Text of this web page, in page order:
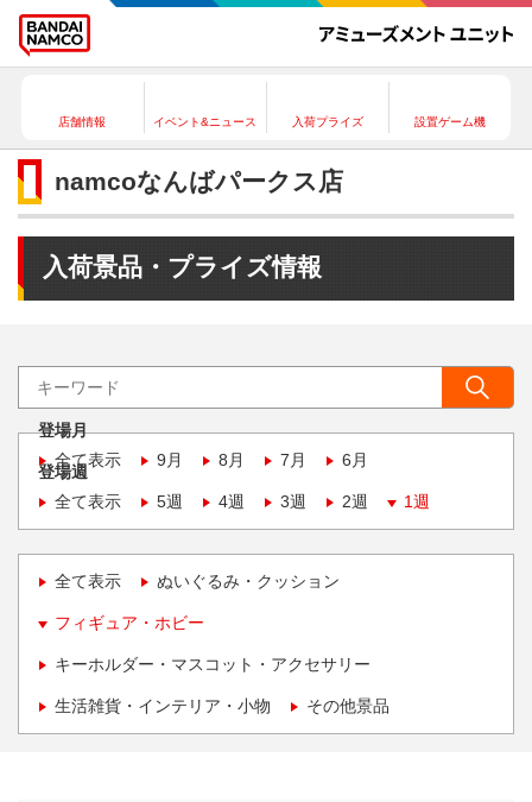
店舗情報 イベント&ニュース 入荷プライズ 設置ゲーム機
namcoなんばパークス店
入荷景品・プライズ情報
登場月
全て表示
9月 8月 7月 6月
登場週
全て表示
5週 4週 3週 2週 1週
全て表示 ぬいぐるみ・クッション
フィギュア・ホビー
キーホルダー・マスコット・アクセサリー
生活雑貨・インテリア・小物 その他景品